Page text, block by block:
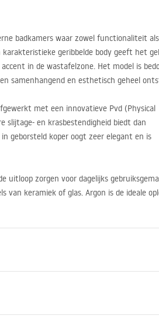
badkamers waar zowel functionaliteit als
geribbelde body geeft het
in de wastafelzone. Het model is
samenhangend en esthetisch geheel
met een innovatieve Pvd (Physical
slijtage- en krasbestendigheid biedt dan
geborsteld koper oogt zeer elegant en is
uitloop zorgen voor dagelijks
keramiek of glas. Argon is de ideale
Geborsteld koper